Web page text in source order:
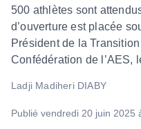
500 athlètes sont
d’ouverture est placée
Président de la
Confédération de l’AES,
Ladji Madiheri DIABY
Publié vendredi 20 juin 2025